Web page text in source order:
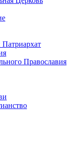
Православия